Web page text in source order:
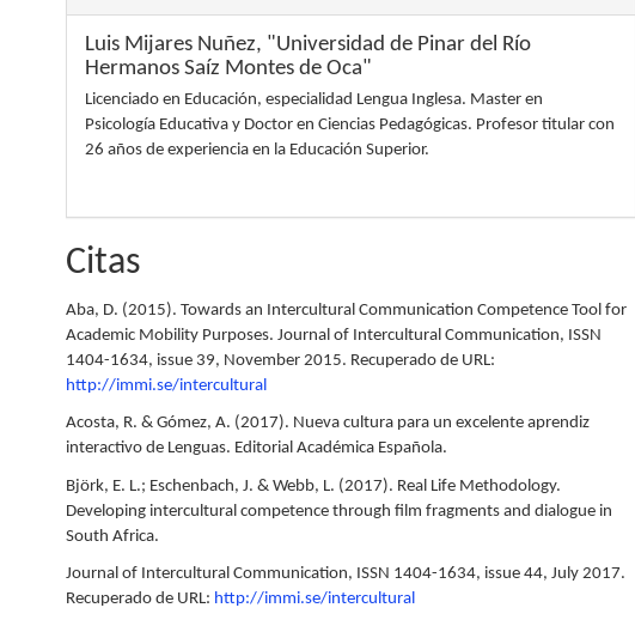
Luis Mijares Nuñez, "Universidad de Pinar del Río
Hermanos Saíz Montes de Oca"
Licenciado en Educación, especialidad Lengua Inglesa. Master en
Psicología Educativa y Doctor en Ciencias Pedagógicas. Profesor titular con
26 años de experiencia en la Educación Superior.
Citas
Aba, D. (2015). Towards an Intercultural Communication Competence Tool for
Academic Mobility Purposes. Journal of Intercultural Communication, ISSN
1404-1634, issue 39, November 2015. Recuperado de URL:
http://immi.se/intercultural
Acosta, R. & Gómez, A. (2017). Nueva cultura para un excelente aprendiz
interactivo de Lenguas. Editorial Académica Española.
Björk, E. L.; Eschenbach, J. & Webb, L. (2017). Real Life Methodology.
Developing intercultural competence through film fragments and dialogue in
South Africa.
Journal of Intercultural Communication, ISSN 1404-1634, issue 44, July 2017.
Recuperado de URL: http://immi.se/intercultural